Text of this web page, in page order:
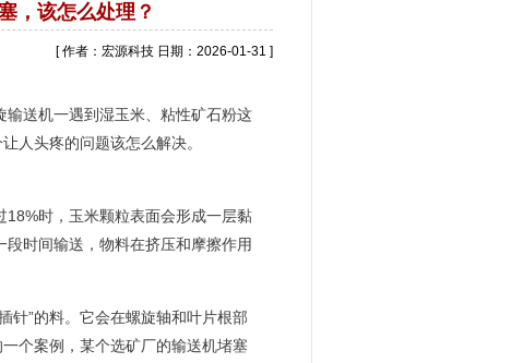
，该怎么处理？
[ 作者：宏源科技 日期：2026-01-31 ]
送机一遇到湿玉米、粘性矿石粉这
人头疼的问题该怎么解决。
时，玉米颗粒表面会形成一层黏
时间输送，物料在挤压和摩擦作用
针”的料。它会在螺旋轴和叶片根部
个案例，某个选矿厂的输送机堵塞